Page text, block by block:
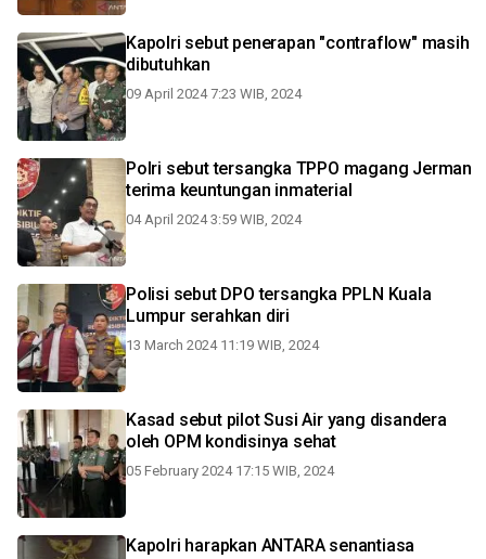
Kapolri sebut penerapan "contraflow" masih
dibutuhkan
09 April 2024 7:23 WIB, 2024
Polri sebut tersangka TPPO magang Jerman
terima keuntungan inmaterial
04 April 2024 3:59 WIB, 2024
Polisi sebut DPO tersangka PPLN Kuala
Lumpur serahkan diri
13 March 2024 11:19 WIB, 2024
Kasad sebut pilot Susi Air yang disandera
oleh OPM kondisinya sehat
05 February 2024 17:15 WIB, 2024
Kapolri harapkan ANTARA senantiasa